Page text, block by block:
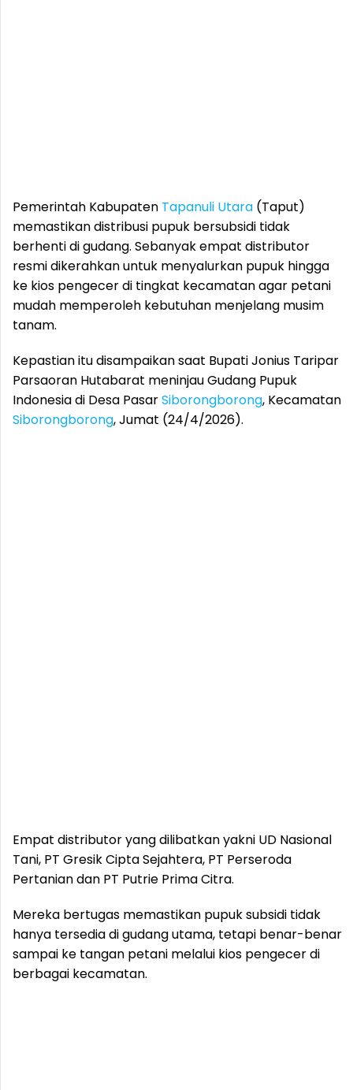
Pemerintah Kabupaten Tapanuli Utara (Taput)
memastikan distribusi pupuk bersubsidi tidak
berhenti di gudang. Sebanyak empat distributor
resmi dikerahkan untuk menyalurkan pupuk hingga
ke kios pengecer di tingkat kecamatan agar petani
mudah memperoleh kebutuhan menjelang musim
tanam.
Kepastian itu disampaikan saat Bupati Jonius Taripar
Parsaoran Hutabarat meninjau Gudang Pupuk
Indonesia di Desa PasarSiborongborong, Kecamatan
Siborongborong, Jumat (24/4/2026).
Empat distributor yang dilibatkan yakni UD Nasional
Tani, PT Gresik Cipta Sejahtera, PT Perseroda
Pertanian dan PT Putrie Prima Citra.
Mereka bertugas memastikan pupuk subsidi tidak
hanya tersedia di gudang utama, tetapi benar-benar
sampai ke tangan petani melalui kios pengecer di
berbagai kecamatan.